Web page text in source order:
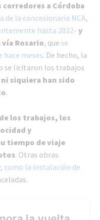
a Córdoba
de la concesionaria NCA,
hasta 2032- y
Rosario, que se
hace meses. De hecho, la
se licitaron los trabajos
ni siquiera han sido
.
los trabajos, los
y
tiempo de viaje
. Otras obras
como la instalación de